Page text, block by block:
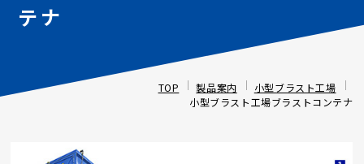
テナ
TOP 製品案内
小型ブラスト工場
小型ブラスト工場ブラストコンテナ